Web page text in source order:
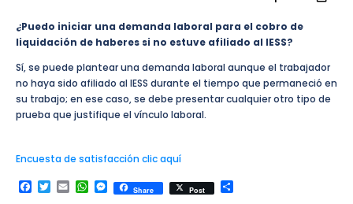
¿Puedo iniciar una demanda laboral para el cobro de
liquidación de haberes si no estuve afiliado al IESS?
Sí, se puede plantear una demanda laboral aunque el trabajador
no haya sido afiliado al IESS durante el tiempo que permaneció en
su trabajo; en ese caso, se debe presentar cualquier otro tipo de
prueba que justifique el vínculo laboral.
Encuesta de satisfacción clic aquí
Facebook
Twitter
EmailWhatsApp
Messenger
Share Post